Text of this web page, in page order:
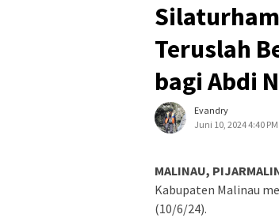
Teruslah
bagi Abdi
Evandry
Juni 10, 2024 4:40 PM
MALINAU,
Kabupaten Malinau
(10/6/24).